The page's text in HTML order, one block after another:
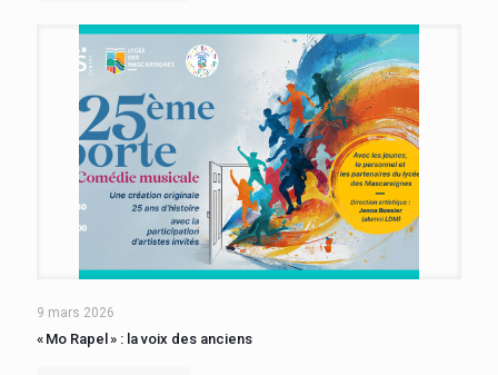
9 mars 2026
« Mo Rapel » : la voix des anciens